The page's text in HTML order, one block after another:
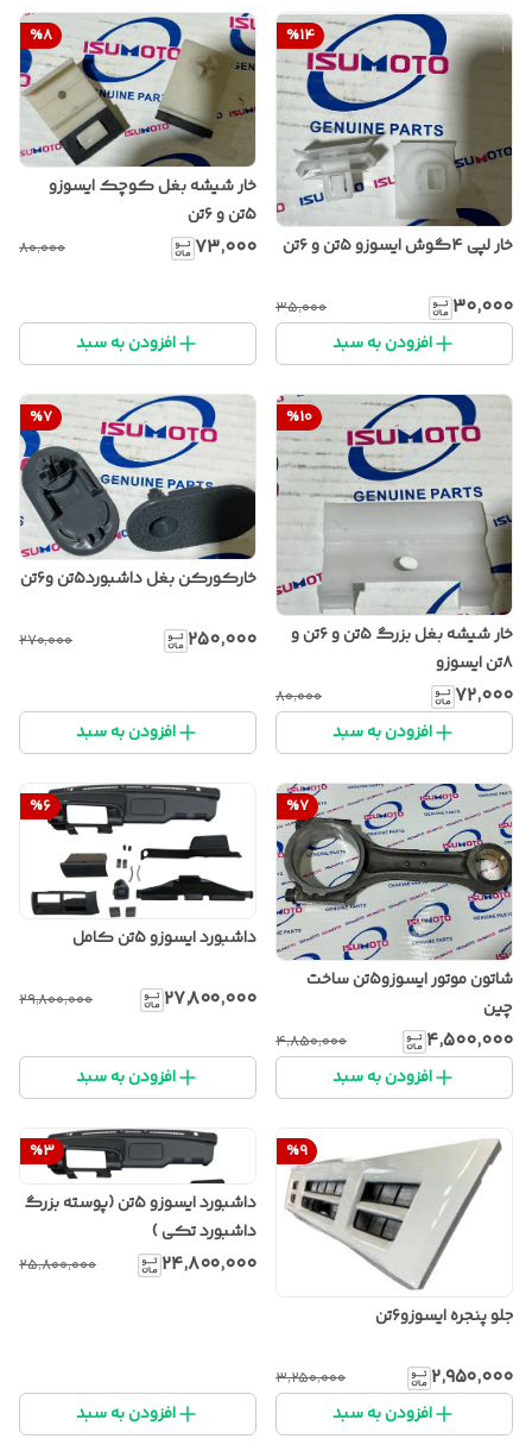
%14
خار لپی ۴گوش ایسوزو ۵تن و ۶تن
۳۰٬۰۰۰ ۳۵٬۰۰۰
افزودن به سبد
%8
خار شیشه بغل کوچک ایسوزو
۵تن و ۶تن
۷۳٬۰۰۰ ۸۰٬۰۰۰
افزودن به سبد
%10
خار شیشه بغل بزرگ ۵تن و ۶تن و
۸تن ایسوزو
۷۲٬۰۰۰ ۸۰٬۰۰۰
افزودن به سبد
%7
خارکورکن بغل داشبورد۵تن و۶تن
۲۵۰٬۰۰۰ ۲۷۰٬۰۰۰
افزودن به سبد
%7
شاتون موتور ایسوزو۵تن ساخت
چین
۴٬۵۰۰٬۰۰۰ ۴٬۸۵۰٬۰۰۰
افزودن به سبد
%6
داشبورد ایسوزو ۵تن کامل
۲۷٬۸۰۰٬۰۰۰ ۲۹٬۸۰۰٬۰۰۰
افزودن به سبد
%9
جلو پنجره ایسوزو۶تن
۲٬۹۵۰٬۰۰۰ ۳٬۲۵۰٬۰۰۰
افزودن به سبد
%3
داشبورد ایسوزو ۵تن (پوسته بزرگ
داشبورد تکی )
۲۴٬۸۰۰٬۰۰۰ ۲۵٬۸۰۰٬۰۰۰
افزودن به سبد